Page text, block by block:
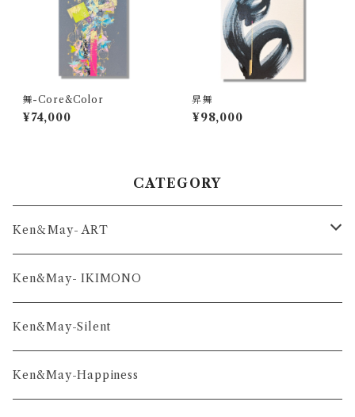
舞-Core&Color
¥74,000
昇舞
¥98,000
CATEGORY
Ken＆May- ART
舞-series
凛-series
雅-series
Ken&May- IKIMONO
Ken&May-Silent
Ken&May-Happiness